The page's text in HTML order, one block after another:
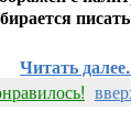
Читать